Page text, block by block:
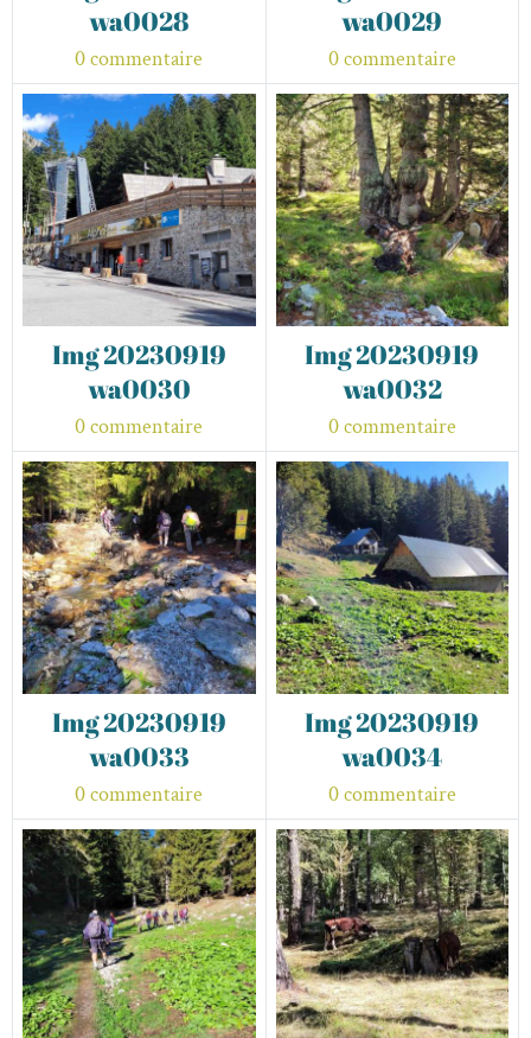
wa0028
0 commentaire
wa0029
0 commentaire
Img 20230919
wa0030
0 commentaire
Img 20230919
wa0032
0 commentaire
Img 20230919
wa0033
0 commentaire
Img 20230919
wa0034
0 commentaire